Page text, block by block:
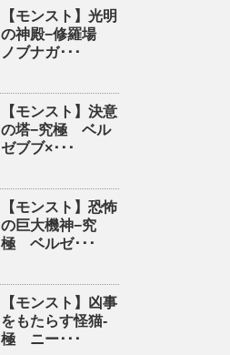
【モンスト】光明
の神殿−修羅場
ノブナガ･･･
【モンスト】決意
の塔−究極 ベル
ゼブブ×･･･
【モンスト】恐怖
の巨大機神−究
極 ベルゼ･･･
【モンスト】凶事
をもたらす怪猫-
極 ニー･･･